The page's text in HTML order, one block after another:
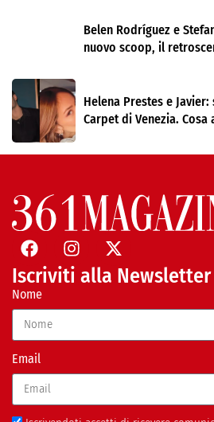
Belen Rodríguez e
nuovo scoop, il
Helena Prestes e
Carpet di Venezia. Cosa
Iscriviti alla Newsletter
Nome
Email